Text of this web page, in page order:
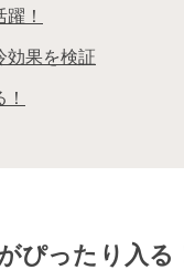
！
効果を検証
ぴったり入